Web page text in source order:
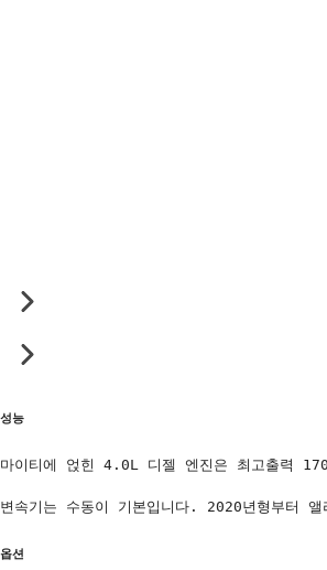
성능
마이티에 얹힌 4.0L 디젤 엔진은 최고출력
변속기는 수동이 기본입니다. 2020년형부터
옵션